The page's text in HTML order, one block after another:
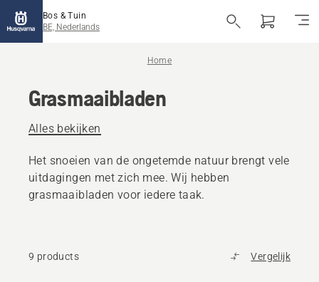
Bos & Tuin
BE, Nederlands
Home
Grasmaaibladen
Alles bekijken
Het snoeien van de ongetemde natuur brengt vele
uitdagingen met zich mee. Wij hebben
grasmaaibladen voor iedere taak.
9 products Vergelijk